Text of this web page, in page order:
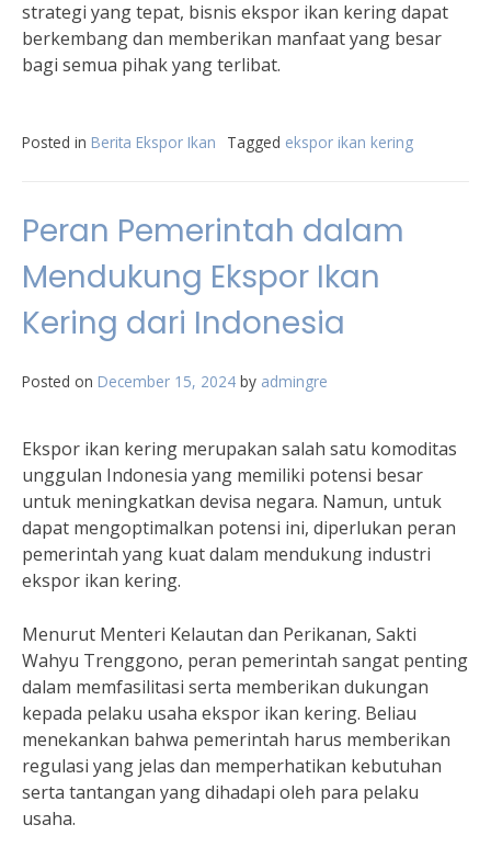
strategi yang tepat, bisnis ekspor ikan kering dapat
berkembang dan memberikan manfaat yang besar
bagi semua pihak yang terlibat.
Posted in Berita Ekspor Ikan Tagged ekspor ikan kering
Peran Pemerintah dalam
Mendukung Ekspor Ikan
Kering dari Indonesia
Posted on December 15, 2024 by admingre
Ekspor ikan kering merupakan salah satu komoditas
unggulan Indonesia yang memiliki potensi besar
untuk meningkatkan devisa negara. Namun, untuk
dapat mengoptimalkan potensi ini, diperlukan peran
pemerintah yang kuat dalam mendukung industri
ekspor ikan kering.
Menurut Menteri Kelautan dan Perikanan, Sakti
Wahyu Trenggono, peran pemerintah sangat penting
dalam memfasilitasi serta memberikan dukungan
kepada pelaku usaha ekspor ikan kering. Beliau
menekankan bahwa pemerintah harus memberikan
regulasi yang jelas dan memperhatikan kebutuhan
serta tantangan yang dihadapi oleh para pelaku
usaha.